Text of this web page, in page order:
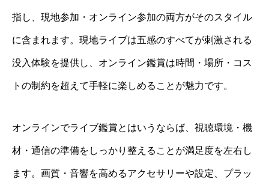
指し、現地参加・オンライン参加の両方がそのスタイル
に含まれます。現地ライブは五感のすべてが刺激される
没入体験を提供し、オンライン鑑賞は時間・場所・コス
トの制約を超えて手軽に楽しめることが魅力です。
オンラインでライブ鑑賞とはいうならば、視聴環境・機
材・通信の準備をしっかり整えることが満足度を左右し
ます。画質・音響を高めるアクセサリーや設定、プラッ